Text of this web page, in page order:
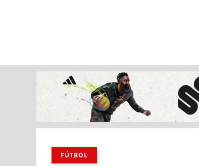
FÚTBOL